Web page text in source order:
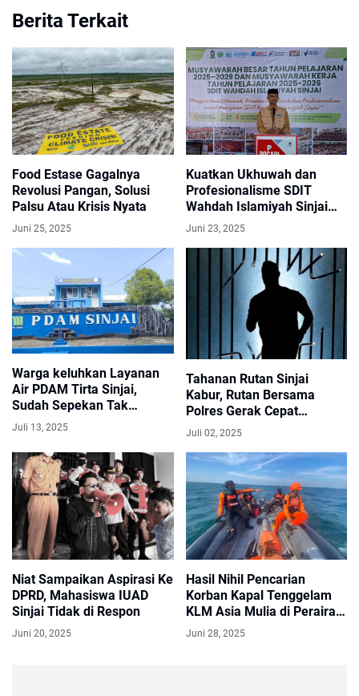
Berita Terkait
Food Estase Gagalnya
Revolusi Pangan, Solusi
Palsu Atau Krisis Nyata
Juni 25, 2025
Kuatkan Ukhuwah dan
Profesionalisme SDIT
Wahdah Islamiyah Sinjai
Sukses Gelar Musyawarah
Juni 23, 2025
Warga keluhkan Layanan
Air PDAM Tirta Sinjai,
Sudah Sepekan Tak
Mengalir
Juli 13, 2025
Tahanan Rutan Sinjai
Kabur, Rutan Bersama
Polres Gerak Cepat
Lakukan Pencarian
Juli 02, 2025
Niat Sampaikan Aspirasi Ke
DPRD, Mahasiswa IUAD
Sinjai Tidak di Respon
Juni 20, 2025
Hasil Nihil Pencarian
Korban Kapal Tenggelam
KLM Asia Mulia di Perairan
Bantaeng Di Hentikan
Juni 28, 2025